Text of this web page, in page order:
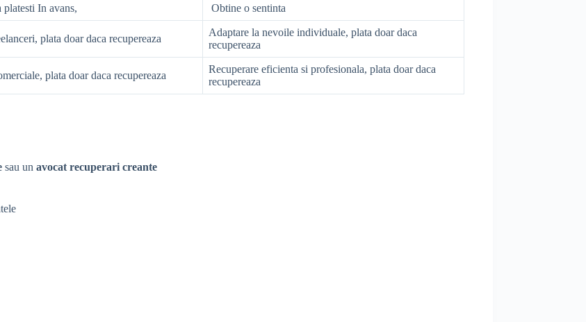
platesti In avans, Obtine o sentinta
plata doar daca recupereaza
Adaptare la nevoile individuale, plata doar daca
recupereaza
plata doar daca recupereaza
Recuperare eficienta si profesionala, plata doar daca
recupereaza
sau un avocat recuperari creante